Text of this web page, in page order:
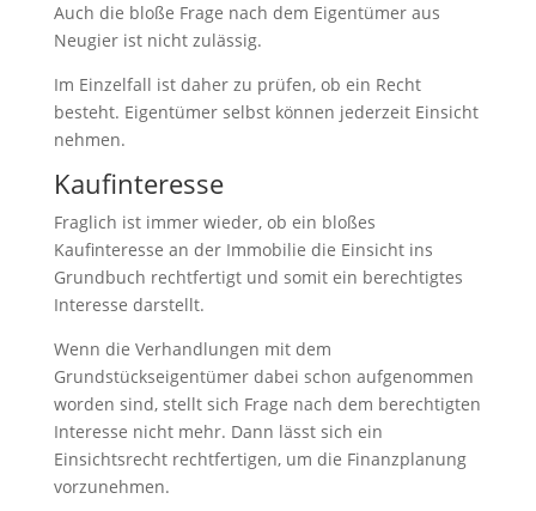
Auch die bloße Frage nach dem Eigentümer aus
Neugier ist nicht zulässig.
Im Einzelfall ist daher zu prüfen, ob ein Recht
besteht. Eigentümer selbst können jederzeit Einsicht
nehmen.
Kaufinteresse
Fraglich ist immer wieder, ob ein bloßes
Kaufinteresse an der Immobilie die Einsicht ins
Grundbuch rechtfertigt und somit ein berechtigtes
Interesse darstellt.
Wenn die Verhandlungen mit dem
Grundstückseigentümer dabei schon aufgenommen
worden sind, stellt sich Frage nach dem berechtigten
Interesse nicht mehr. Dann lässt sich ein
Einsichtsrecht rechtfertigen, um die Finanzplanung
vorzunehmen.